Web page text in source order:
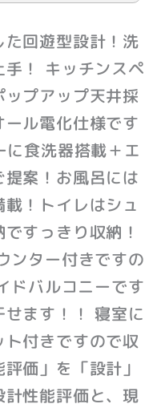
回遊型設計！洗
！ キッチンスペ
プアップ天井採
ル電化仕様です
食洗器搭載＋エ
案！お風呂には
！トイレはシュ
すっきり収納！
ンター付きですの
ドバルコニーです
ます！！ 寝室に
付きですので収
価」を「設計」
性能評価と、現